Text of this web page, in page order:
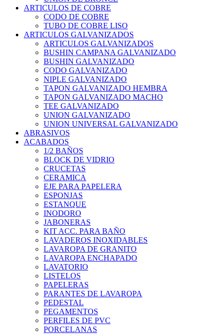
ARTICULOS DE COBRE
CODO DE COBRE
TUBO DE COBRE LISO
ARTICULOS GALVANIZADOS
ARTICULOS GALVANIZADOS
BUSHIN CAMPANA GALVANIZADO
BUSHIN GALVANIZADO
CODO GALVANIZADO
NIPLE GALVANIZADO
TAPON GALVANIZADO HEMBRA
TAPON GALVANIZADO MACHO
TEE GALVANIZADO
UNION GALVANIZADO
UNION UNIVERSAL GALVANIZADO
ABRASIVOS
ACABADOS
1/2 BAÑOS
BLOCK DE VIDRIO
CRUCETAS
CERAMICA
EJE PARA PAPELERA
ESPONJAS
ESTANQUE
INODORO
JABONERAS
KIT ACC. PARA BAÑO
LAVADEROS INOXIDABLES
LAVAROPA DE GRANITO
LAVAROPA ENCHAPADO
LAVATORIO
LISTELOS
PAPELERAS
PARANTES DE LAVAROPA
PEDESTAL
PEGAMENTOS
PERFILES DE PVC
PORCELANAS